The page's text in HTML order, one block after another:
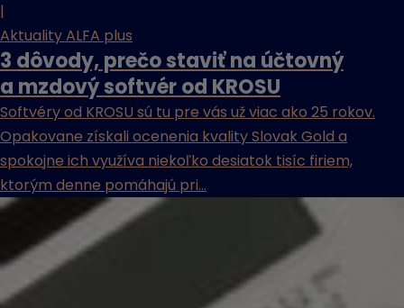
|
Aktuality ALFA plus
3 dôvody, prečo staviť na účtovný
a mzdový softvér od KROSU
Softvéry od KROSU sú tu pre vás už viac ako 25 rokov.
Opakovane získali ocenenia kvality Slovak Gold a
spokojne ich využíva niekoľko desiatok tisíc firiem,
ktorým denne pomáhajú pri...